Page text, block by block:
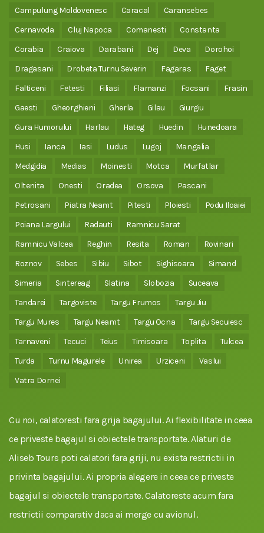
Campulung Moldovenesc
Caracal
Caransebes
Cernavoda
Cluj Napoca Comanesti
Constanta
Corabia
Craiova Darabani Dej Deva
Dorohoi
Dragasani
Drobeta Turnu Severin Fagaras
Faget
Falticeni
Fetesti Filiasi Flamanzi Focsani
Frasin
Gaesti
Gheorghieni Gherla Gilau
Giurgiu
Gura Humorului
Harlau Hateg Huedin
Hunedoara
Husi
Ianca Iasi Ludus Lugoj
Mangalia
Medgidia
Medias Moinesti Motca
Murfatlar
Oltenita
Onesti Oradea Orsova
Pascani
Petrosani
Piatra Neamt Pitesti Ploiesti
Podu Iloaiei
Poiana Largului
Radauti
Ramnicu Sarat
Ramnicu Valcea
Reghin Resita Roman
Rovinari
Roznov
Sebes Sibiu Sibot Sighisoara
Simand
Simeria
Sintereag Slatina Slobozia
Suceava
Tandarei
Targoviste Targu Frumos
Targu Jiu
Targu Mures
Targu Neamt Targu Ocna
Targu Secuiesc
Tarnaveni
Tecuci Teius Timisoara Toplita
Tulcea
Turda
Turnu Magurele Unirea Urziceni
Vaslui
Vatra Dornei
Cu noi, calatoresti fara grija bagajului. Ai flexibilitate in ceea
ce priveste bagajul si obiectele transportate. Alaturi de
Aliseb Tours poti calatori fara griji, nu exista restrictii in
privinta bagajului. Ai propria alegere in ceea ce priveste
bagajul si obiectele transportate. Calatoreste acum fara
restrictii comparativ daca ai merge cu avionul.